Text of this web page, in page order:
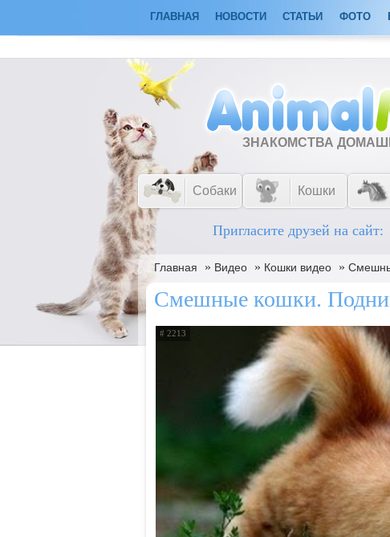
ГЛАВНАЯ НОВОСТИ СТАТЬИ ФОТО
ЗНАКОМСТВА
Собаки Кошки
Пригласите друзей на сайт:
Главная » Видео » Кошки видео »
Смешные кошки.
# 2213